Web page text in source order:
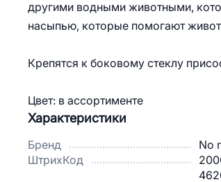
другими водными животными,
насыпью, которые помогают
Крепятся к боковому стеклу
Цвет: в ассортименте
Характеристики
Бренд
No
ШтрихКод